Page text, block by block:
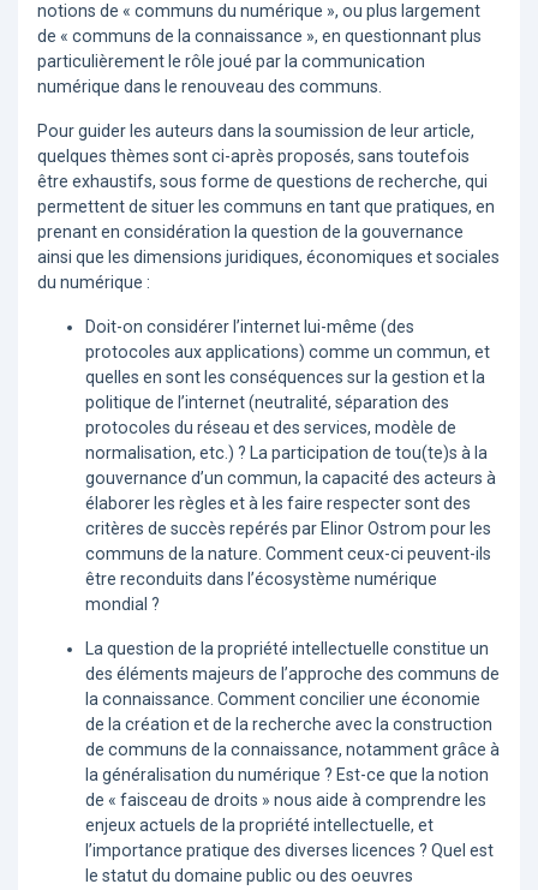
notions de « communs du numérique », ou plus largement
de « communs de la connaissance », en questionnant plus
particulièrement le rôle joué par la communication
numérique dans le renouveau des communs.
Pour guider les auteurs dans la soumission de leur article,
quelques thèmes sont ci-après proposés, sans toutefois
être exhaustifs, sous forme de questions de recherche, qui
permettent de situer les communs en tant que pratiques, en
prenant en considération la question de la gouvernance
ainsi que les dimensions juridiques, économiques et sociales
du numérique :
Doit-on considérer l’internet lui-même (des
protocoles aux applications) comme un commun, et
quelles en sont les conséquences sur la gestion et la
politique de l’internet (neutralité, séparation des
protocoles du réseau et des services, modèle de
normalisation, etc.) ? La participation de tou(te)s à la
gouvernance d’un commun, la capacité des acteurs à
élaborer les règles et à les faire respecter sont des
critères de succès repérés par Elinor Ostrom pour les
communs de la nature. Comment ceux-ci peuvent-ils
être reconduits dans l’écosystème numérique
mondial ?
La question de la propriété intellectuelle constitue un
des éléments majeurs de l’approche des communs de
la connaissance. Comment concilier une économie
de la création et de la recherche avec la construction
de communs de la connaissance, notamment grâce à
la généralisation du numérique ? Est-ce que la notion
de « faisceau de droits » nous aide à comprendre les
enjeux actuels de la propriété intellectuelle, et
l’importance pratique des diverses licences ? Quel est
le statut du domaine public ou des oeuvres